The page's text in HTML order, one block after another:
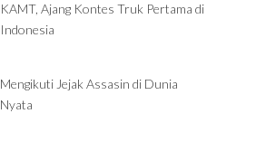
KAMT, Ajang Kontes Truk Pertama di
Indonesia
Mengikuti Jejak Assasin di Dunia
Nyata